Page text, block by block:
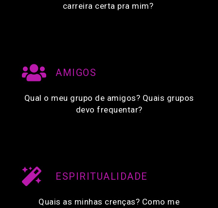
carreira certa pra mim?
AMIGOS
Qual o meu grupo de amigos? Quais grupos
devo frequentar?
ESPIRITUALIDADE
Quais as minhas crenças? Como me